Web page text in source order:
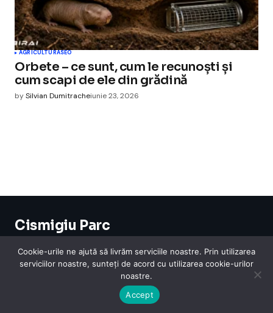
AGRICULTURASEO
Orbete – ce sunt, cum le recunoști și
cum scapi de ele din grădină
bySilvian Dumitracheiunie 23, 2026
Cismigiu Parc
© 2024 CismigiuParc. All Rights Reserved.
Internet
Legislatie Medical Moda Sarbatori Telefoane Contact
Cookie-urile ne ajută să livrăm serviciile noastre. Prin utilizarea
serviciilor noastre, sunteți de acord cu utilizarea cookie-urilor
noastre.
Accept